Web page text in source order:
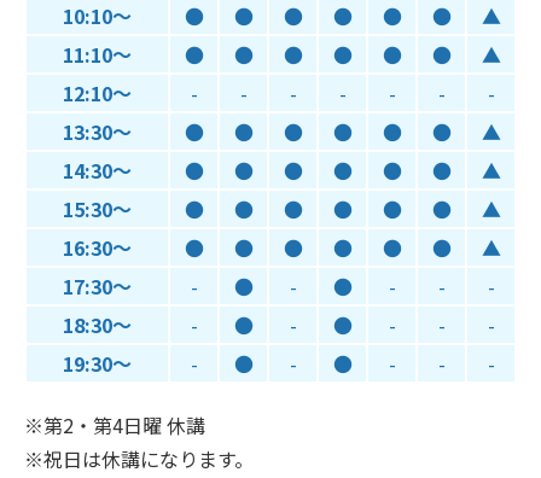
10:10～
● ● ● ● ● ●
▲
11:10～
● ● ● ● ● ●
▲
12:10～
- - - - - -
-
13:30～
● ● ● ● ● ●
▲
14:30～
● ● ● ● ● ●
▲
15:30～
● ● ● ● ● ●
▲
16:30～
● ● ● ● ● ●
▲
17:30～
- ● - ● - -
-
18:30～
- ● - ● - -
-
19:30～
- ● - ● - - -
※第2・第4日曜 休講
※祝日は休講になります。